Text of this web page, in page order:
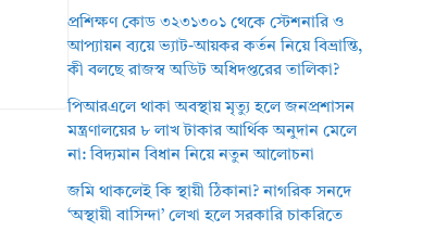
প্রশিক্ষণ কোড ৩২৩১৩০১ থেকে স্টেশনারি ও
আপ্যায়ন ব্যয়ে ভ্যাট-আয়কর কর্তন নিয়ে বিভ্রান্তি,
কী বলছে রাজস্ব অডিট অধিদপ্তরের তালিকা?
পিআরএলে থাকা অবস্থায় মৃত্যু হলে জনপ্রশাসন
মন্ত্রণালয়ের ৮ লাখ টাকার আর্থিক অনুদান মেলে
না: বিদ্যমান বিধান নিয়ে নতুন আলোচনা
জমি থাকলেই কি স্থায়ী ঠিকানা? নাগরিক সনদে
‘অস্থায়ী বাসিন্দা’ লেখা হলে সরকারি চাকরিতে